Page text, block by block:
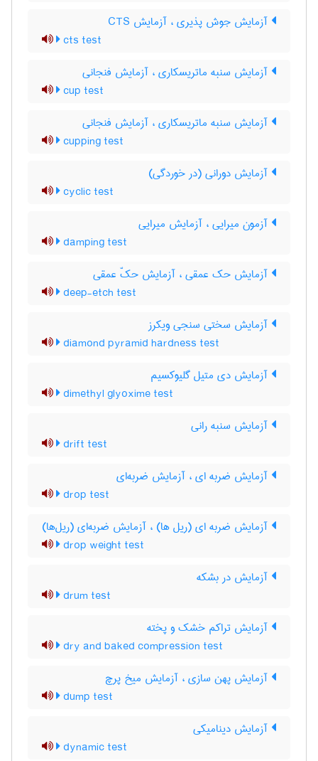
آزمایش جوش پذیری ، آزمایش CTS
cts test
آزمایش سنبه ماتریسکاری ، آزمایش فنجانی
cup test
آزمایش سنبه ماتریسکاری ، آزمایش فنجانی
cupping test
آزمایش دورانی (در خوردگی)
cyclic test
آزمون میرایی ، آزمایش میرایی
damping test
آزمایش حک عمقی ، آزمایش حکّ عمقی
deep-etch test
آزمایش سختی سنجی ویکرز
diamond pyramid hardness test
آزمایش دی متیل گلیوکسیم
dimethyl glyoxime test
آزمایش سنبه رانی
drift test
آزمایش ضربه ای ، آزمایش ضربه‌ای
drop test
آزمایش ضربه ای (ریل ها) ، آزمایش ضربه‌ای (ریل‌ها)
drop weight test
آزمایش در بشکه
drum test
آزمایش تراکم خشک و پخته
dry and baked compression test
آزمایش پهن سازی ، آزمایش میخ پرچ
dump test
آزمایش دینامیکی
dynamic test